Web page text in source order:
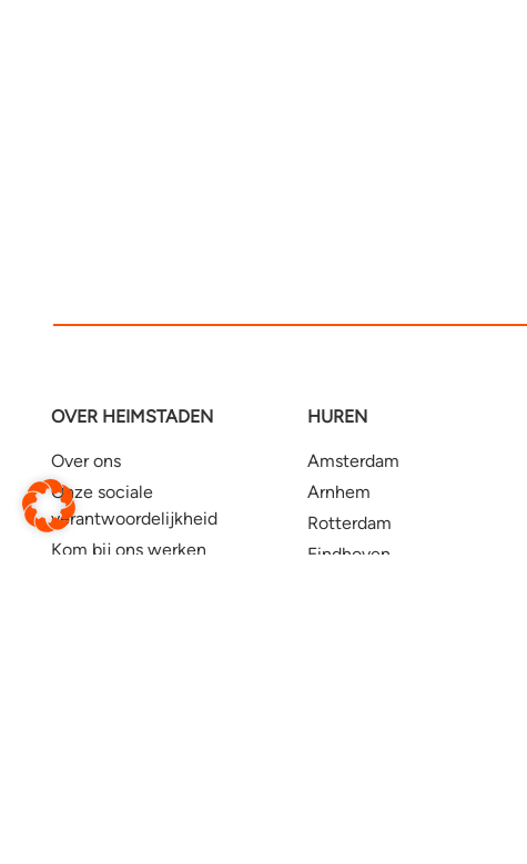
OVER HEIMSTADEN
Over ons
Onze sociale
verantwoordelijkheid
Kom bij ons werken
HUREN
Amsterdam
Arnhem
Rotterdam
Eindhoven